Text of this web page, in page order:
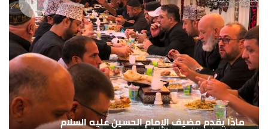
ماذا يقدم مضيف الإمام الحسين عليه السلام